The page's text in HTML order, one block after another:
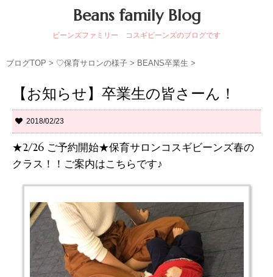
Beans family Blog
ビーンズファミリー コスギビーンズのブログです
ブログTOP > ♡保育サロンの様子 > BEANS卒業生 >
【お知らせ】卒業生の皆さーん！
2018/02/23
★2/26 ご予約開始★保育サロンコスギビーンズ春の
クラス！！ご案内はこちらです♪